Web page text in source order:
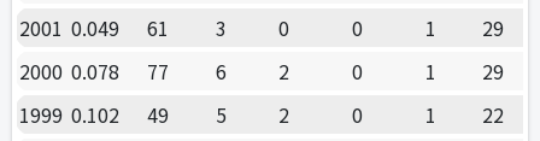
2001 0.049 61 3 0 0 1
29
2000 0.078 77 6 2 0 1
29
1999 0.102 49 5 2 0 1
22